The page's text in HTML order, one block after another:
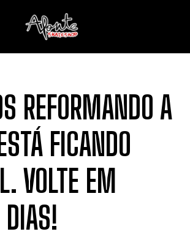
REFORMANDO A
FICANDO
VOLTE EM